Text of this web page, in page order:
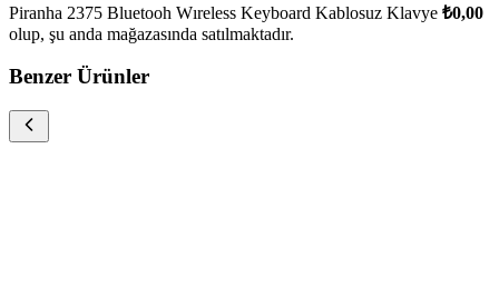
Piranha 2375 Bluetooh Wıreless Keyboard Kablosuz Klavye ₺0,00
olup, şu anda mağazasında satılmaktadır.
Benzer Ürünler